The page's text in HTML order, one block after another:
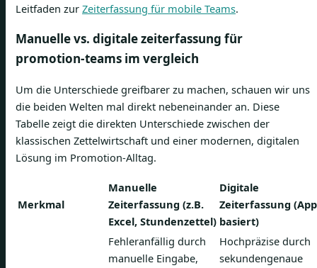
Leitfaden zur Zeiterfassung für mobile Teams.
Manuelle vs. digitale zeiterfassung für
promotion-teams im vergleich
Um die Unterschiede greifbarer zu machen, schauen wir uns
die beiden Welten mal direkt nebeneinander an. Diese
Tabelle zeigt die direkten Unterschiede zwischen der
klassischen Zettelwirtschaft und einer modernen, digitalen
Lösung im Promotion-Alltag.
Merkmal
Manuelle
Zeiterfassung (z.B.
Excel, Stundenzettel)
Digitale
Zeiterfassung
basiert)
Fehleranfällig durch
manuelle Eingabe,
Hochpräzise durch
sekundengenaue